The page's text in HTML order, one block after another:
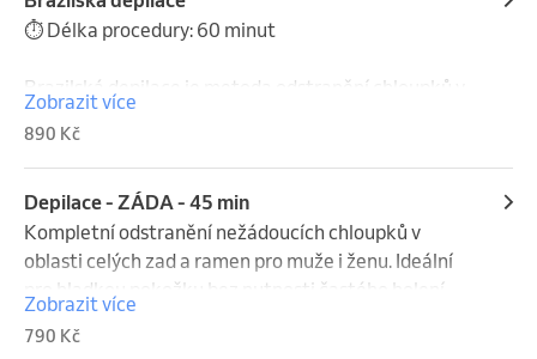
⏱ Délka procedury: 60 minut
Brazilská depilace je metoda odstranění chloupků v
intimních partiích pomocí vosku. Pokožka zůstává
hladká několik týdnů a při pravidelné depilaci
chloupky postupně slábnou a rostou pomaleji.
Jak procedura probíhá =
Procedura začíná přípravou pokožky pomocí
dezinfekce a speciálního pudru. Následuje samotná
depilace voskem a následné očištění depilovaných
Zobrazit více
890 Kč
Depilace - ZÁDA - 45 min
Kompletní odstranění nežádoucích chloupků v
oblasti celých zad a ramen pro muže i ženu. Ideální
pro hladkou pokožku bez nutnosti častého holení.
Výsledný efekt vydrží několik týdnů.
Zobrazit více
790 Kč